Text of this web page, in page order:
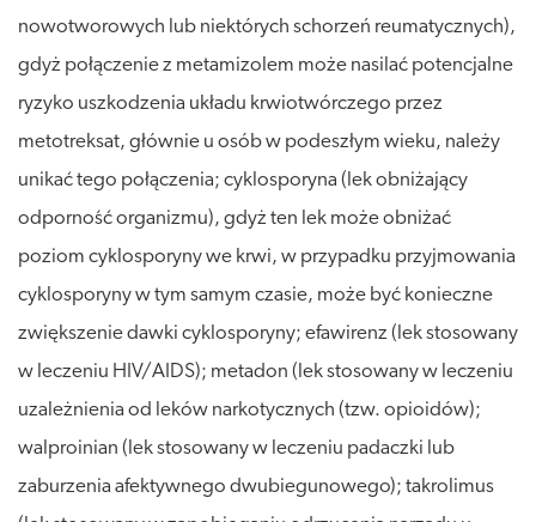
nowotworowych lub niektórych schorzeń reumatycznych),
gdyż połączenie z metamizolem może nasilać potencjalne
ryzyko uszkodzenia układu krwiotwórczego przez
metotreksat, głównie u osób w podeszłym wieku, należy
unikać tego połączenia; cyklosporyna (lek obniżający
odporność organizmu), gdyż ten lek może obniżać
poziom cyklosporyny we krwi, w przypadku przyjmowania
cyklosporyny w tym samym czasie, może być konieczne
zwiększenie dawki cyklosporyny; efawirenz (lek stosowany
w leczeniu HIV/AIDS); metadon (lek stosowany w leczeniu
uzależnienia od leków narkotycznych (tzw. opioidów);
walproinian (lek stosowany w leczeniu padaczki lub
zaburzenia afektywnego dwubiegunowego); takrolimus